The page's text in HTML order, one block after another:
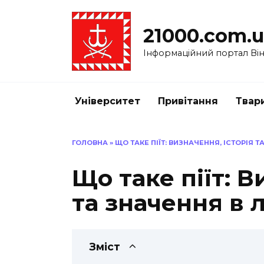
Інформаційний портал
Університет Привітання
ГОЛОВНА » ЩО ТАКЕ ПІЇТ: ВИЗНАЧЕННЯ, ІСТОРІЯ
Що таке піїт:
та значення в
Зміст